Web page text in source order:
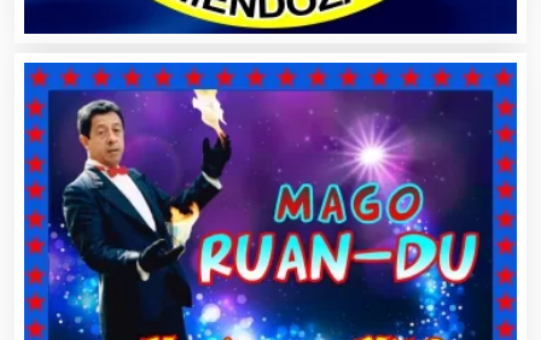
Arquitectos
Artes Gráficas
Artesanías